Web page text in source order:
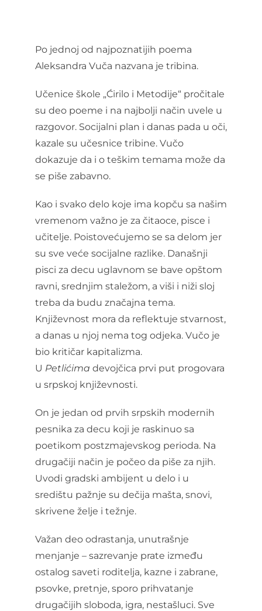
Po jednoj od najpoznatijih poema
Aleksandra Vuča nazvana je tribina.
Učenice škole „Ćirilo i Metodije“ pročitale
su deo poeme i na najbolji način uvele u
razgovor. Socijalni plan i danas pada u oči,
kazale su učesnice tribine. Vučo
dokazuje da i o teškim temama može da
se piše zabavno.
Kao i svako delo koje ima kopču sa našim
vremenom važno je za čitaoce, pisce i
učitelje. Poistovećujemo se sa delom jer
su sve veće socijalne razlike. Današnji
pisci za decu uglavnom se bave opštom
ravni, srednjim staležom, a viši i niži sloj
treba da budu značajna tema.
Književnost mora da reflektuje stvarnost,
a danas u njoj nema tog odjeka. Vučo je
bio kritičar kapitalizma.
U Petlićima devojčica prvi put progovara
u srpskoj književnosti.
On je jedan od prvih srpskih modernih
pesnika za decu koji je raskinuo sa
poetikom postzmajevskog perioda. Na
drugačiji način je počeo da piše za njih.
Uvodi gradski ambijent u delo i u
središtu pažnje su dečija mašta, snovi,
skrivene želje i težnje.
Važan deo odrastanja, unutrašnje
menjanje – sazrevanje prate između
ostalog saveti roditelja, kazne i zabrane,
psovke, pretnje, sporo prihvatanje
drugačijih sloboda, igra, nestašluci. Sve